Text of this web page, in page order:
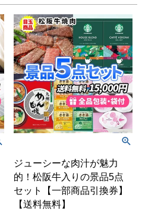
ジューシーな肉汁が魅力
的！松阪牛入りの景品5点
セット【一部商品引換券】
【送料無料】